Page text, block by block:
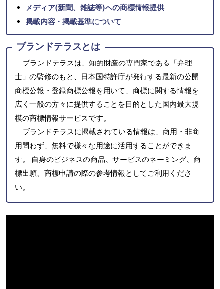
メディア(新聞、雑誌等)への商標情報提供
掲載内容・掲載基準について
ブランドテラスとは
ブランドテラスは、知的財産の専門家である「弁理
士」の監修のもと、日本国特許庁が発行する最新の公開
商標公報・登録商標公報を用いて、商標に関する情報を
広く一般の方々に提供することを目的とした国内最大規
模の商標情報サービスです。
ブランドテラスに掲載されている情報は、商用・非商
用問わず、無料で様々な用途に活用することができま
す。 自身のビジネスの商品、サービスのネーミング、商
標出願、商標申請の際の参考情報としてご利用くださ
い。